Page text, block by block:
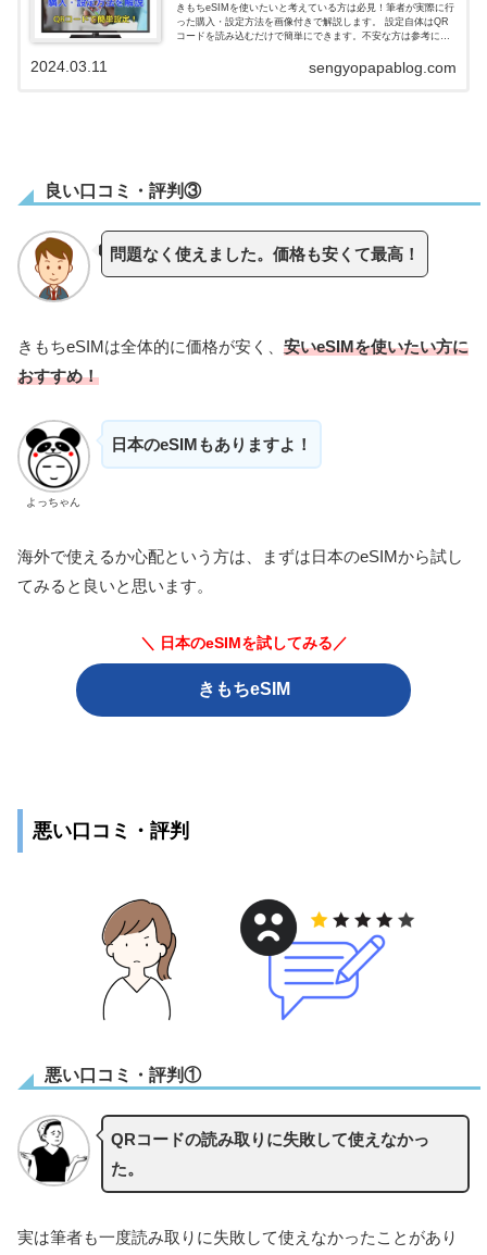
きもちeSIMを使いたいと考えている方は必見！筆者が実際に行
った購入・設定方法を画像付きで解説します。 設定自体はQR
コードを読み込むだけで簡単にできます。不安な方は参考にし
sengyopapablog.com
2024.03.11
良い口コミ・評判③
問題なく使えました。価格も安くて最高！
きもちeSIMは全体的に価格が安く、 安いeSIMを使いたい方に
おすすめ！
よっちゃん
日本のeSIMもありますよ！
海外で使えるか心配という方は、まずは日本のeSIMから試し
てみると良いと思います。
＼ 日本のeSIMを試してみる／
きもちeSIM
悪い口コミ・評判
悪い口コミ・評判①
QRコードの読み取りに失敗して使えなかっ
た。
実は筆者も一度読み取りに失敗して使えなかったことがあり